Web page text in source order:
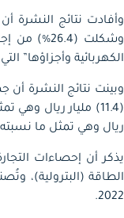
وشكلت
الكهربائية وأجزاؤها” التي سجلت ما قيمته (21.1)
وبينت نتائج النشرة
ريال وهي تمثل ما نسبته (25.0%) من إجمالي الواردات في شهر أبريل
يذكر أن إحصاءات
الطاقة (البترولية)،
2022.